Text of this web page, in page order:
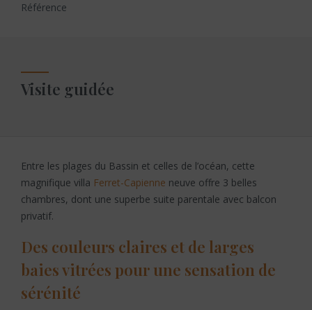
Référence
Visite guidée
Entre les plages du Bassin et celles de l’océan, cette
magnifique villa Ferret-Capienne neuve offre 3 belles
chambres, dont une superbe suite parentale avec balcon
privatif.
Des couleurs claires et de larges
baies vitrées pour une sensation de
sérénité